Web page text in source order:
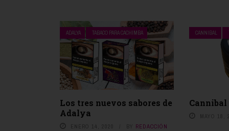
ADALYA TABACO PARA CACHIMBA
Los tres nuevos sabores de
Adalya
ENERO 14, 2020 BY REDACCIÓN
CANNIBAL
MAYO 18,